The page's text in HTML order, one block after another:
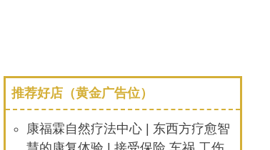
推荐好店（黄金广告位）
康福霖自然疗法中心 | 东西方疗愈智